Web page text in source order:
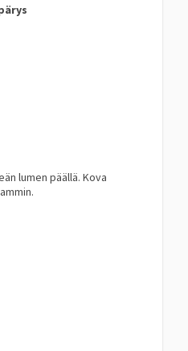
lumen päällä. Kova